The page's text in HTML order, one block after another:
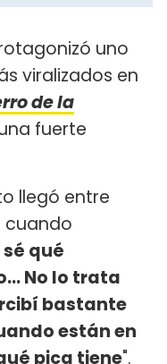
uno
viralizados en
de la
fuerte
llegó entre
cuando
sé qué
No lo trata
bastante
están en
pica tiene".